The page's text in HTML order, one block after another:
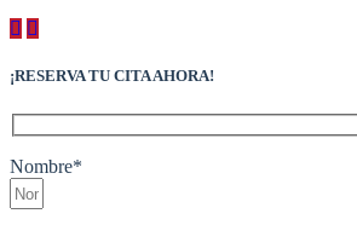
¡RESERVA TU CITA AHORA!
Nombre*